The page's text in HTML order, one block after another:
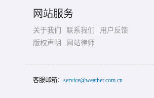
网站服务
关于我们 联系我们
用户反馈
版权声明
网站律师
客服邮箱： service@weather.com.cn